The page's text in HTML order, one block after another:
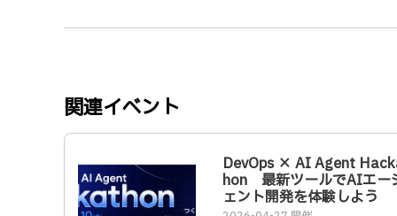
関連イベント
DevOps × AI Agent
hon 最新ツールでAIエー
ェント開発を体験しよう